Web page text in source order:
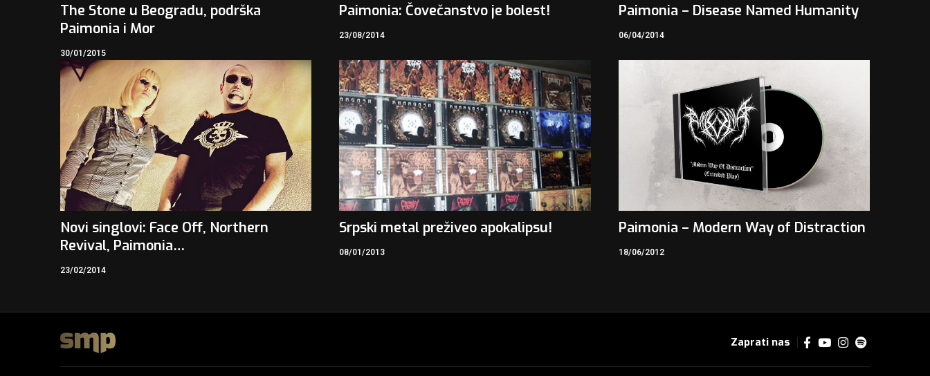
The Stone u Beogradu, podrška
Paimonia i Mor
30/01/2015
Paimonia: Čovečanstvo je bolest!
23/08/2014
Paimonia – Disease Named Humanity
06/04/2014
Novi singlovi: Face Off, Northern
Revival, Paimonia…
23/02/2014
Srpski metal preživeo apokalipsu!
08/01/2013
Paimonia – Modern Way of Distraction
18/06/2012
Zaprati nas